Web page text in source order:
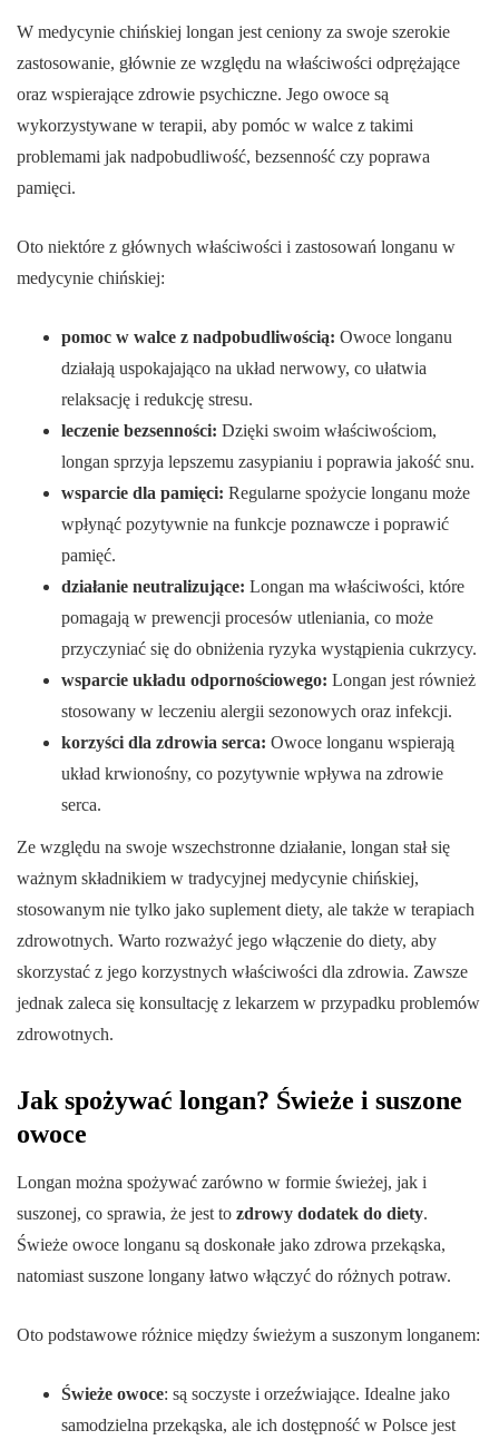
W medycynie chińskiej longan jest ceniony za swoje szerokie
zastosowanie, głównie ze względu na właściwości odprężające
oraz wspierające zdrowie psychiczne. Jego owoce są
wykorzystywane w terapii, aby pomóc w walce z takimi
problemami jak nadpobudliwość, bezsenność czy poprawa
pamięci.
Oto niektóre z głównych właściwości i zastosowań longanu w
medycynie chińskiej:
pomoc w walce z nadpobudliwością: Owoce longanu
działają uspokajająco na układ nerwowy, co ułatwia
relaksację i redukcję stresu.
leczenie bezsenności: Dzięki swoim właściwościom,
longan sprzyja lepszemu zasypianiu i poprawia jakość snu.
wsparcie dla pamięci: Regularne spożycie longanu może
wpłynąć pozytywnie na funkcje poznawcze i poprawić
pamięć.
działanie neutralizujące: Longan ma właściwości, które
pomagają w prewencji procesów utleniania, co może
przyczyniać się do obniżenia ryzyka wystąpienia cukrzycy.
wsparcie układu odpornościowego: Longan jest również
stosowany w leczeniu alergii sezonowych oraz infekcji.
korzyści dla zdrowia serca: Owoce longanu wspierają
układ krwionośny, co pozytywnie wpływa na zdrowie
serca.
Ze względu na swoje wszechstronne działanie, longan stał się
ważnym składnikiem w tradycyjnej medycynie chińskiej,
stosowanym nie tylko jako suplement diety, ale także w terapiach
zdrowotnych. Warto rozważyć jego włączenie do diety, aby
skorzystać z jego korzystnych właściwości dla zdrowia. Zawsze
jednak zaleca się konsultację z lekarzem w przypadku problemów
zdrowotnych.
Jak spożywać longan? Świeże i suszone
owoce
Longan można spożywać zarówno w formie świeżej, jak i
suszonej, co sprawia, że jest to zdrowy dodatek do diety.
Świeże owoce longanu są doskonałe jako zdrowa przekąska,
natomiast suszone longany łatwo włączyć do różnych potraw.
Oto podstawowe różnice między świeżym a suszonym longanem:
Świeże owoce: są soczyste i orzeźwiające. Idealne jako
samodzielna przekąska, ale ich dostępność w Polsce jest